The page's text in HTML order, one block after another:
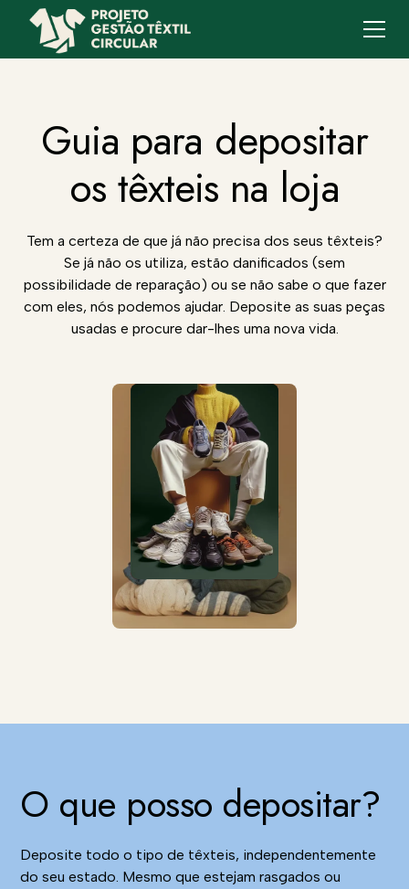
Guia para depositar
os têxteis na loja
Tem a certeza de que já não precisa dos seus têxteis?
Se já não os utiliza, estão danificados (sem
possibilidade de reparação) ou se não sabe o que fazer
com eles, nós podemos ajudar. Deposite as suas peças
usadas e procure dar-lhes uma nova vida.
O que posso depositar?
Deposite todo o tipo de têxteis, independentemente
do seu estado. Mesmo que estejam rasgados ou